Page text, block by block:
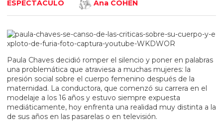
ESPECTÁCULO Ana COHEN
Paula Chaves decidió romper el silencio y poner en palabras
una problemática que atraviesa a muchas mujeres: la
presión social sobre el cuerpo femenino después de la
maternidad. La conductora, que comenzó su carrera en el
modelaje a los 16 años y estuvo siempre expuesta
mediáticamente, hoy enfrenta una realidad muy distinta a la
de sus años en las pasarelas o en televisión.